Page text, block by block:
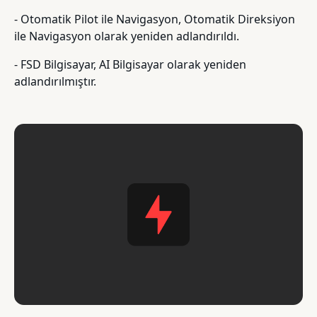
- Otomatik Pilot ile Navigasyon, Otomatik Direksiyon
ile Navigasyon olarak yeniden adlandırıldı.
- FSD Bilgisayar, AI Bilgisayar olarak yeniden
adlandırılmıştır.